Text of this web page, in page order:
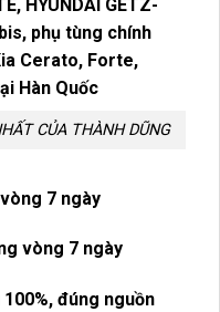
HYUNDAI GETZ-
phụ tùng chính
Cerato, Forte,
Hàn Quốc
CỦA THÀNH DŨNG
7 ngày
vòng 7 ngày
đúng nguồn